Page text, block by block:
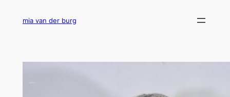
mia van der burg